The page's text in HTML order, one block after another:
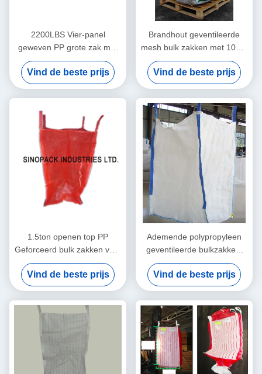
2200LBS Vier-panel
geweven PP grote zak met
geventileerde stof voor
aardappelen / ui
Vind de beste prijs
Brandhout geventileerde
mesh bulk zakken met 100%
Vigin polypropyleen
Vind de beste prijs
1.5ton openen top PP
Geforceerd bulk zakken voor
ui knoflook aardappelen
groenten
Vind de beste prijs
Ademende polypropyleen
geventileerde bulkzakken,
ton plantaardige ui zak
Vind de beste prijs